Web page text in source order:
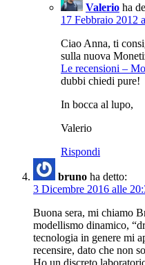
Valerio ha
17 Febbraio 2012
Ciao Anna, ti
sulla nuova
Le recensioni –
dubbi chiedi pure!
In bocca al lupo,
Valerio
Rispondi
bruno ha detto:
3 Dicembre 2016 alle
Buona sera, mi chiamo
modellismo dinamico,
tecnologia in genere mi
recensire, dato che non
Ho un discreto